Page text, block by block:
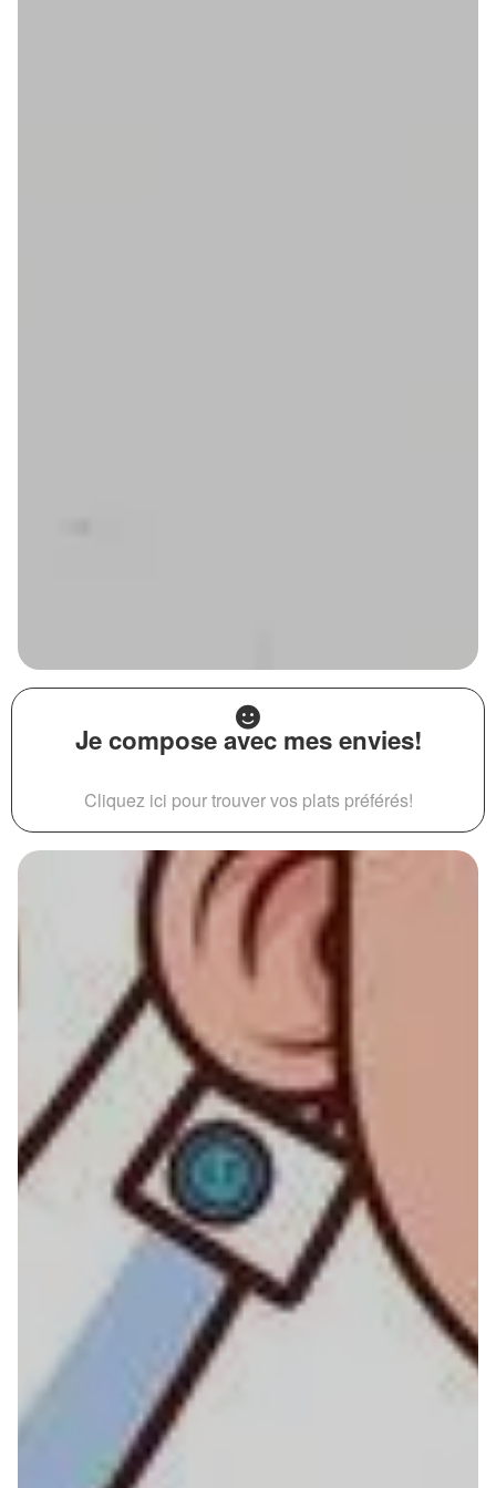
Je compose avec mes envies!
Cliquez ici pour trouver vos plats préférés!